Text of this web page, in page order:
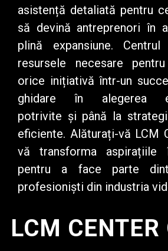
asistență detaliată pentru
să devină antreprenori în
plină expansiune.
resursele necesare
orice inițiativă într-un
ghidare în alegerea
potrivite și până la
eficiente. Alăturați-vă LCM
vă transforma
pentru a face parte
profesioniști din industria
LCM